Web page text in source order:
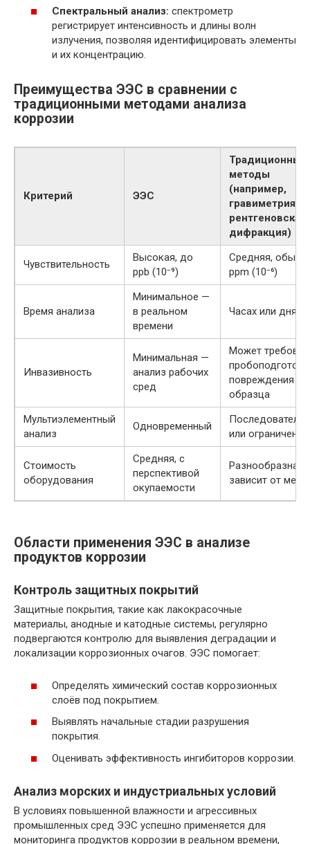
Спектральный анализ: спектрометр
регистрирует интенсивность и длины волн
излучения, позволяя идентифицировать элементы
и их концентрацию.
Преимущества ЭЭС в сравнении с
традиционными методами анализа
коррозии
Критерий ЭЭС
Традиционные
методы
(например,
гравиметрия,
рентгеновская
дифракция)
Чувствительность
Высокая, до
ppb (10⁻⁹)
Средняя,
ppm (10⁻⁶)
Время анализа
Минимальное —
в реальном
времени
Часах или днях
Инвазивность
Минимальная —
анализ рабочих
сред
Может
повреждения
образца
Мультиэлементный
анализ
Одновременный
или
Стоимость
оборудования
Средняя, с
перспективой
окупаемости
Разнообразная,
зависит от
Области применения ЭЭС в анализе
продуктов коррозии
Контроль защитных покрытий
Защитные покрытия, такие как лакокрасочные
материалы, анодные и катодные системы, регулярно
подвергаются контролю для выявления деградации и
локализации коррозионных очагов. ЭЭС помогает:
Определять химический состав коррозионных
слоёв под покрытием.
Выявлять начальные стадии разрушения
покрытия.
Оценивать эффективность ингибиторов коррозии.
Анализ морских и индустриальных условий
В условиях повышенной влажности и агрессивных
промышленных сред ЭЭС успешно применяется для
мониторинга продуктов коррозии в реальном времени,